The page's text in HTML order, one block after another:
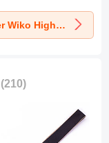
AutoHalter
Halterungung
Magnet Handy BS1
Mehr KFZ-Halterungen, Handyhalter Wiko Highway 4G
(210)